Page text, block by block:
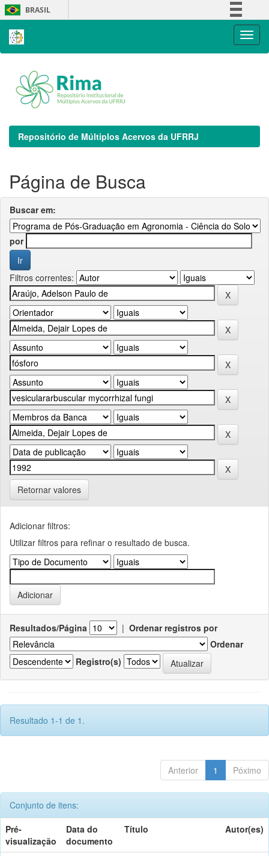
Skip
navigation
BRASIL
Repositório de Múltiplos Acervos da UFRRJ
Página de Busca
Buscar em:
por
Filtros correntes:
Retornar valores
Adicionar filtros:
Utilizar filtros para refinar o resultado de busca.
Resultados/Página | Ordenar registros por
Ordenar
Registro(s)
Resultado 1-1 de 1.
Anterior 1 Póximo
Conjunto de itens:
Pré-
visualização
Data do
documento
Título Autor(es)